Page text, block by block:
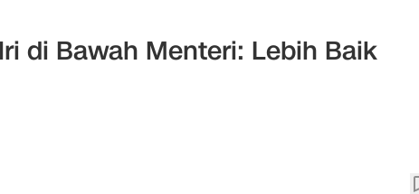
di Bawah Menteri: Lebih Baik